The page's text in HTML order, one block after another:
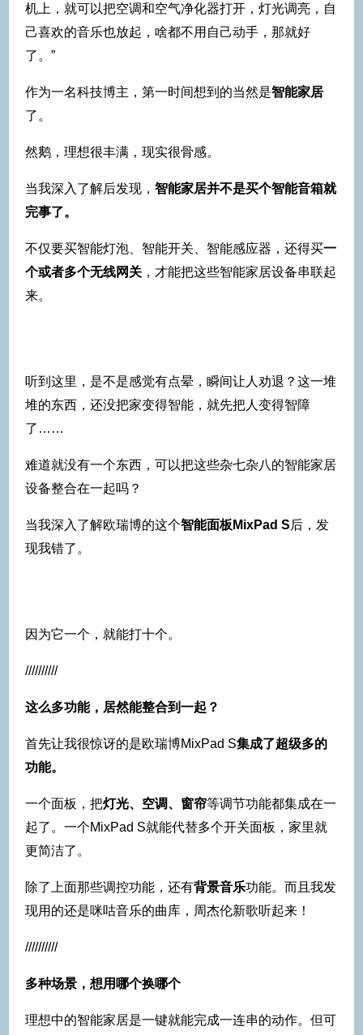
机上，就可以把空调和空气净化器打开，灯光调亮，自
己喜欢的音乐也放起，啥都不用自己动手，那就好
了。”
作为一名科技博主，第一时间想到的当然是智能家居
了。
然鹅，理想很丰满，现实很骨感。
当我深入了解后发现， 智能家居并不是买个智能音箱就
完事了。
不仅要买智能灯泡、智能开关、智能感应器，还得买一
个或者多个无线网关 ，才能把这些智能家居设备串联起
来。
听到这里，是不是感觉有点晕，瞬间让人劝退？这一堆
堆的东西，还没把家变得智能，就先把人变得智障
了……
难道就没有一个东西，可以把这些杂七杂八的智能家居
设备整合在一起吗？
当我深入了解欧瑞博的这个智能面板MixPad S后，发
现我错了。
因为它一个，就能打十个。
//////////
这么多功能，居然能整合到一起？
首先让我很惊讶的是欧瑞博MixPad S集成了超级多的
功能。
一个面板，把灯光、空调、窗帘等调节功能都集成在一
起了。一个MixPad S就能代替多个开关面板，家里就
更简洁了。
除了上面那些调控功能，还有背景音乐功能。而且我发
现用的还是咪咕音乐的曲库，周杰伦新歌听起来！
//////////
多种场景，想用哪个换哪个
理想中的智能家居是一键就能完成一连串的动作。但可